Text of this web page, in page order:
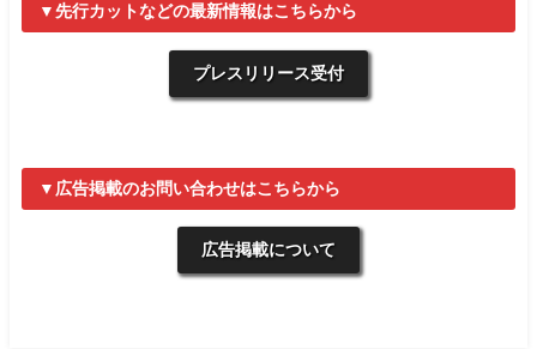
▼先行カットなどの最新情報はこちらから
プレスリリース受付
▼広告掲載のお問い合わせはこちらから
広告掲載について